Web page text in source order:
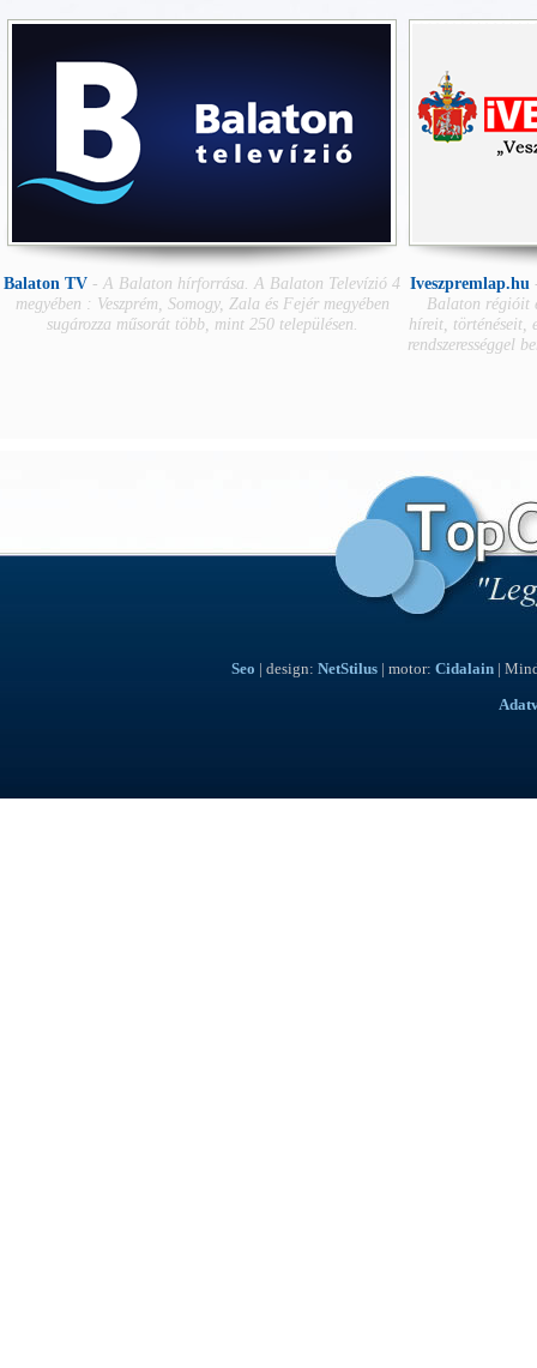
Balaton TV - A Balaton hírforrása. A Balaton Televízió 4
megyében : Veszprém, Somogy, Zala és Fejér megyében
sugározza műsorát több, mint 250 településen.
Iveszpremlap.hu
Balaton régióit
híreit, történéseit,
rendszerességgel
Seo | design: NetStilus | motor: Cidalain |